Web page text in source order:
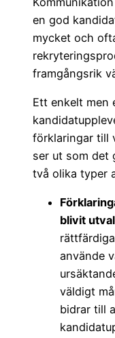
en god
mycket och
framgångsrik
Ett enkelt
förklaringar till
ser ut som det
två olika typer
blivit
använde
väldigt
bidrar till